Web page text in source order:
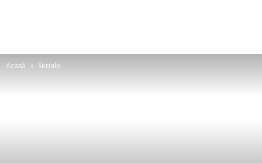
Acasă Seriale